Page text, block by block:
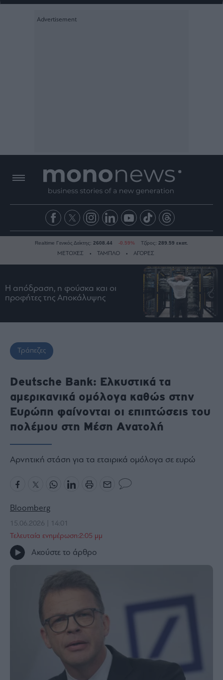
Ειδήσεις
Business
Ναυτιλία
Ενέργεια
Πολιτική
Πολιτισμός
Κοινωνία
Law
Bloomberg
Times
The
Room
301
Winners
Realtime Γενικός Δείκτης: 2608.44 -0.59% Τζίρος: 289.59 εκατ.
ΜΕΤΟΧΕΣ ΤΑΜΠΛΟ ΑΓΟΡΕΣ
Η απόδραση, η φούσκα και οι
προφήτες της Αποκάλυψης
Τράπεζες
Deutsche Bank: Ελκυστικά τα
αμερικανικά ομόλογα καθώς στην
Ευρώπη φαίνονται οι επιπτώσεις του
πολέμου στη Μέση Ανατολή
Αρνητική στάση για τα εταιρικά ομόλογα σε ευρώ
Bloomberg
15.06.2026 | 14:01
Τελευταία ενημέρωση:2:05 μμ
Ακούστε το άρθρο